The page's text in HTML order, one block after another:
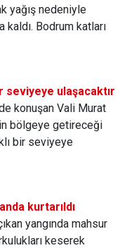
yağış nedeniyle
kaldı. Bodrum katları
seviyeye ulaşacaktır
konuşan Vali Murat
bölgeye getireceği
bir seviyeye
kurtarıldı
yangında mahsur
keserek